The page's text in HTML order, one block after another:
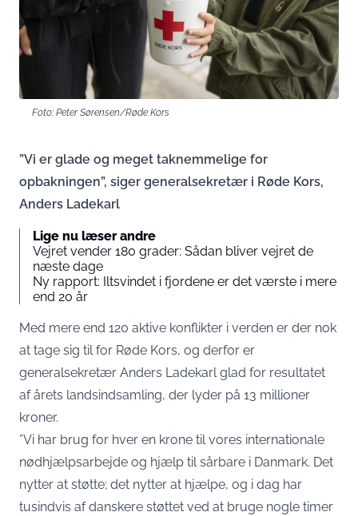
Foto: Peter Sørensen/Røde Kors
”Vi er glade og meget taknemmelige for
opbakningen”, siger generalsekretær i Røde Kors,
Anders Ladekarl
Lige nu læser andre
Vejret vender 180 grader: Sådan bliver vejret de
næste dage
Ny rapport: Iltsvindet i fjordene er det værste i mere
end 20 år
Med mere end 120 aktive konflikter i verden er der nok
at tage sig til for Røde Kors, og derfor er
generalsekretær Anders Ladekarl glad for resultatet
af årets landsindsamling, der lyder på 13 millioner
kroner.
”Vi har brug for hver en krone til vores internationale
nødhjælpsarbejde og hjælp til sårbare i Danmark. Det
nytter at støtte; det nytter at hjælpe, og i dag har
tusindvis af danskere støttet ved at bruge nogle timer